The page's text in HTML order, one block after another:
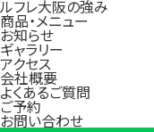
ルフレ大阪の強み
商品・メニュー
お知らせ
ギャラリー
アクセス
会社概要
よくあるご質問
ご予約
お問い合わせ